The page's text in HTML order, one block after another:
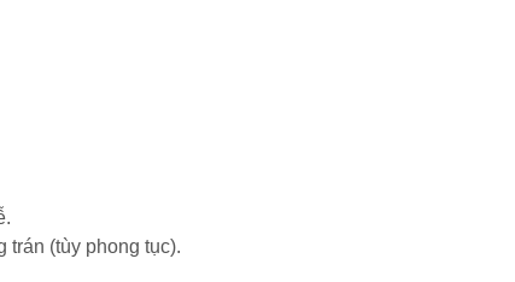
(tùy phong tục).